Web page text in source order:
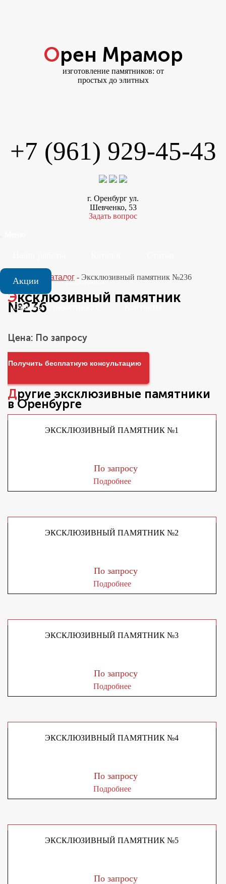
Орен Мрамор
изготовление памятников: от
простых до элитных
+7 (961) 929-45-43
г. Оренбург ул.
Шевченко, 53
Задать вопрос
Акции Установка
Отзывы о памятниках
Главная Каталог - Эксклюзивный памятник №236
Эксклюзивный памятник
№236
Цена: По запросу
Получить бесплатную консультацию
Другие эксклюзивные памятники
в Оренбурге
ЭКСКЛЮЗИВНЫЙ ПАМЯТНИК №1
По запросу
Подробнее
ЭКСКЛЮЗИВНЫЙ ПАМЯТНИК №2
По запросу
Подробнее
ЭКСКЛЮЗИВНЫЙ ПАМЯТНИК №3
По запросу
Подробнее
ЭКСКЛЮЗИВНЫЙ ПАМЯТНИК №4
По запросу
Подробнее
ЭКСКЛЮЗИВНЫЙ ПАМЯТНИК №5
По запросу